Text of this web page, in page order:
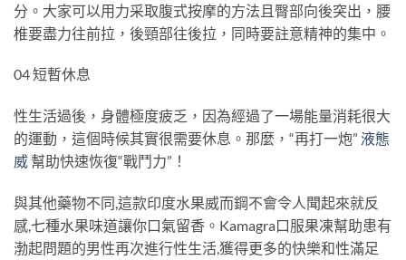
分。大家可以用力采取腹式按摩的方法且臀部向後突出，腰
椎要盡力往前拉，後頸部往後拉，同時要註意精神的集中。
04 短暫休息
性生活過後，身體極度疲乏，因為經過了一場能量消耗很大
的運動，這個時候其實很需要休息。那麼，“再打一炮” 液態
威 幫助快速恢復“戰鬥力”！
與其他藥物不同,這款印度水果威而鋼不會令人聞起來就反
感,七種水果味道讓你口氣留香。Kamagra口服果凍幫助患有
渤起問題的男性再次進行性生活,獲得更多的快樂和性滿足